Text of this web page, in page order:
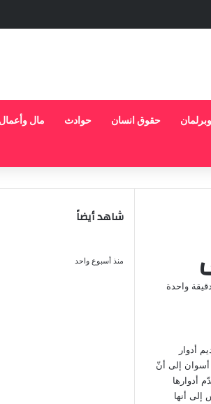
حقوق انسان حوادث مال وأعمال
دقيقة واحدة
أدوار
أسوان إلى أنّ
أدوارها
إلى أنها
شاهد أيضاً
منذ أسبوع واحد